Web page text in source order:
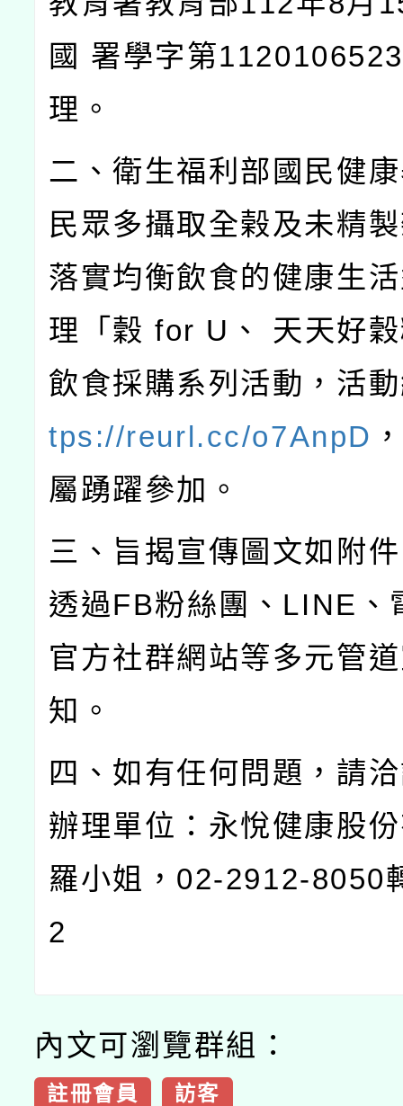
國 署學字第
理。
二、衛生福利部國民健
民眾多攝取全榖及未精
落實均衡飲食的健康生
理「穀 for U、 天天好
飲食採購系列活動，活
tps://reurl.cc/o7AnpD
屬踴躍參加。
三、旨揭宣傳圖文如附
透過FB粉絲團、LINE、
官方社群網站等多元管
知。
四、如有任何問題，請
辦理單位：永悅健康股
羅小姐，02-2912-8050
2
內文可瀏覽群組：
註冊會員 訪客